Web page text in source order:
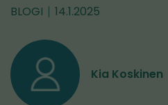
BLOGI 14.1.2025
Kia Koskinen